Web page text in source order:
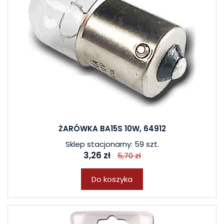
ŻARÓWKA BA15S 10W, 64912
Sklep stacjonarny: 59 szt.
3,26 zł 5,70 zł
Do koszyka